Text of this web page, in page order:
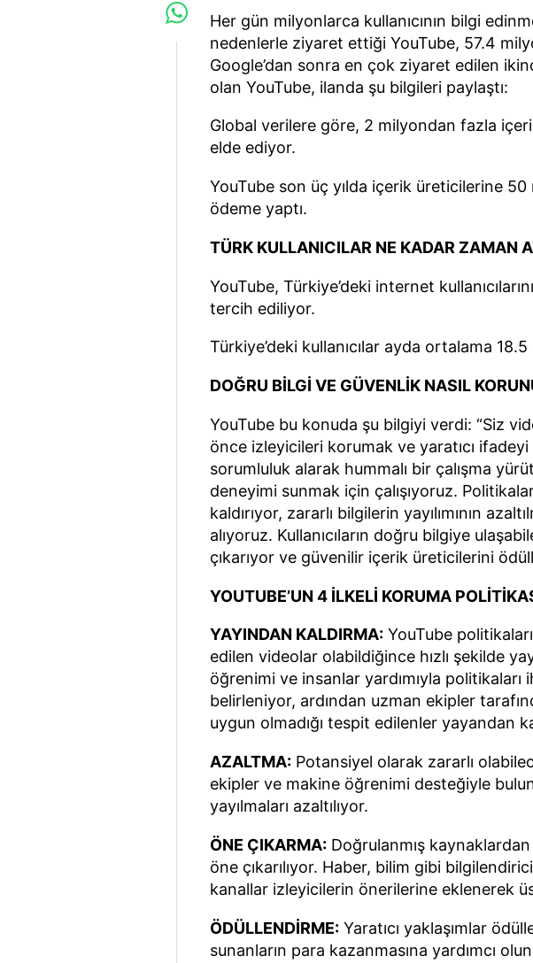
Her gün milyonlarca kullanıcının bilgi
nedenlerle ziyaret ettiği YouTube, 57.4
Google’dan sonra en çok ziyaret edilen
olan YouTube, ilanda şu bilgileri paylaştı:
Global verilere göre, 2 milyondan fazla
elde ediyor.
YouTube son üç yılda içerik üreticilerine
ödeme yaptı.
TÜRK KULLANICILAR NE KADAR ZAMAN
YouTube, Türkiye’deki internet
tercih ediliyor.
Türkiye’deki kullanıcılar ayda ortalama 18.5
DOĞRU BİLGİ VE GÜVENLİK NASIL
YouTube bu konuda şu bilgiyi verdi: “Siz
önce izleyicileri korumak ve yaratıcı
sorumluluk alarak hummalı bir çalışma
deneyimi sunmak için çalışıyoruz.
kaldırıyor, zararlı bilgilerin yayılımının
alıyoruz. Kullanıcıların doğru bilgiye
çıkarıyor ve güvenilir içerik üreticilerini
YOUTUBE’UN 4 İLKELİ KORUMA
YAYINDAN KALDIRMA: YouTube
edilen videolar olabildiğince hızlı şekilde
öğrenimi ve insanlar yardımıyla politikaları
belirleniyor, ardından uzman ekipler
uygun olmadığı tespit edilenler yayandan
AZALTMA: Potansiyel olarak zararlı
ekipler ve makine öğrenimi desteğiyle
yayılmaları azaltılıyor.
ÖNE ÇIKARMA: Doğrulanmış
öne çıkarılıyor. Haber, bilim gibi
kanallar izleyicilerin önerilerine eklenerek
ÖDÜLLENDİRME: Yaratıcı yaklaşımlar
sunanların para kazanmasına yardımcı